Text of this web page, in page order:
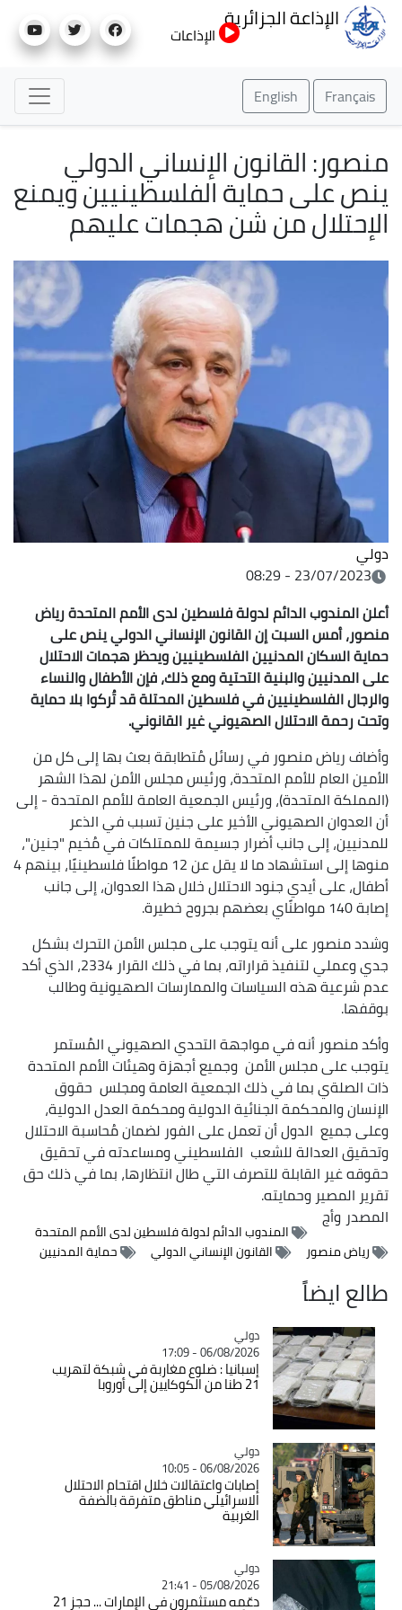
إلى
الإذاعة الجزائرية
الإذاعات
Français
English
منصور: القانون الإنساني الدولي
ينص على حماية الفلسطينيين ويمنع
الإحتلال من شن هجمات عليهم
دولي
23/07/2023 - 08:29
أعلن المندوب الدائم لدولة فلسطين لدى الأمم المتحدة رياض
منصور، أمس السبت إن القانون الإنساني الدولي ينص على
حماية السكان المدنيين الفلسطينيين ويحظر هجمات الاحتلال
على المدنيين والبنية التحتية ومع ذلك، فإن الأطفال والنساء
والرجال الفلسطينيين في فلسطين المحتلة قد تُركوا بلا حماية
وتحت رحمة الاحتلال الصهيوني غير القانوني.
وأضاف رياض منصور في رسائل مُتطابقة بعث بها إلى كل من
الأمين العام للأمم المتحدة، ورئيس مجلس الأمن لهذا الشهر
(المملكة المتحدة)، ورئيس الجمعية العامة للأمم المتحدة - إلى
أن العدوان الصهيوني الأخير على جنين تسبب في الذعر
للمدنيين، إلى جانب أضرار جسيمة للممتلكات في مُخيم "جنين"،
منوها إلى استشهاد ما لا يقل عن 12 مواطنًا فلسطينيًا، بينهم 4
أطفال، على أيدي جنود الاحتلال خلال هذا العدوان، إلى جانب
إصابة 140 مواطنًاي بعضهم بجروح خطيرة.
وشدد منصور على أنه يتوجب على مجلس الأمن التحرك بشكل
جدي وعملي لتنفيذ قراراته، بما في ذلك القرار 2334، الذي أكد
عدم شرعية هذه السياسات والممارسات الصهيونية وطالب
بوقفها.
وأكد منصور أنه في مواجهة التحدي الصهيوني المُستمر
يتوجب على مجلس الأمن وجميع أجهزة وهيئات الأمم المتحدة
ذات الصلةي بما في ذلك الجمعية العامة ومجلس حقوق
الإنسان والمحكمة الجنائية الدولية ومحكمة العدل الدولية،
وعلى جميع الدول أن تعمل على الفور لضمان مُحاسبة الاحتلال
وتحقيق العدالة للشعب الفلسطيني ومساعدته في تحقيق
حقوقه غير القابلة للتصرف التي طال انتظارها، بما في ذلك حق
تقرير المصير وحمايته.
المصدروأج
المندوب الدائم لدولة فلسطين لدى الأمم المتحدة
رياض منصور
القانون الإنساني الدولي حماية المدنيين
طالع ايضاً
Catégorie
دولي
06/08/2026 - 17:09
إسبانيا : ضلوع مغاربة في شبكة لتهريب
21 طنا من الكوكايين إلى أوروبا
Catégorie
دولي
06/08/2026 - 10:05
إصابات واعتقالات خلال اقتحام الاحتلال
الاسرائيلي مناطق متفرقة بالضفة
الغربية
Catégorie
دولي
05/08/2026 - 21:41
دعّمه مستثمرون في الإمارات ... حجز 21